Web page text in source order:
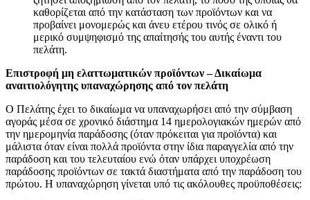
καθορίζεται από την κατάσταση των προϊόντων και να
προβαίνει μονομερώς και άνευ ετέρου τινός σε ολικό ή
μερικό συμψηφισμό της απαίτησής του αυτής έναντι του
πελάτη.
Επιστροφή μη ελαττωματικών προϊόντων – Δικαίωμα
αναιτιολόγητης υπαναχώρησης από τον πελάτη
Ο Πελάτης έχει το δικαίωμα να υπαναχωρήσει από την σύμβαση
αγοράς μέσα σε χρονικό διάστημα 14 ημερολογιακών ημερών από
την ημερομηνία παράδοσης (όταν πρόκειται για προϊόντα) και
μάλιστα όταν είναι πολλά προϊόντα στην ίδια παραγγελία από την
παράδοση και του τελευταίου ενώ όταν υπάρχει υποχρέωση
παράδοσης προϊόντων σε τακτά διαστήματα από την παράδοση του
πρώτου. Η υπαναχώρηση γίνεται υπό τις ακόλουθες προϋποθέσεις: